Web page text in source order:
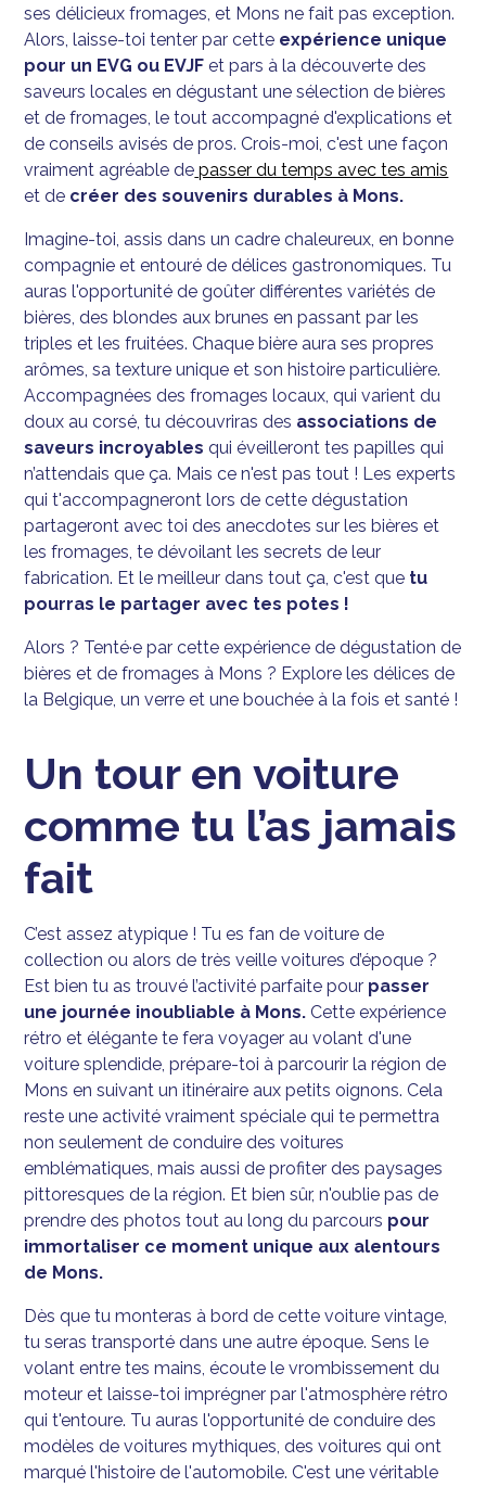
ses délicieux fromages, et Mons ne fait pas exception.
Alors, laisse-toi tenter par cette expérience unique
pour un EVG ou EVJF et pars à la découverte des
saveurs locales en dégustant une sélection de bières
et de fromages, le tout accompagné d'explications et
de conseils avisés de pros. Crois-moi, c'est une façon
vraiment agréable de passer du temps avec tes amis
et de créer des souvenirs durables à Mons.
Imagine-toi, assis dans un cadre chaleureux, en bonne
compagnie et entouré de délices gastronomiques. Tu
auras l'opportunité de goûter différentes variétés de
bières, des blondes aux brunes en passant par les
triples et les fruitées. Chaque bière aura ses propres
arômes, sa texture unique et son histoire particulière.
Accompagnées des fromages locaux, qui varient du
doux au corsé, tu découvriras des associations de
saveurs incroyables qui éveilleront tes papilles qui
n’attendais que ça. Mais ce n'est pas tout ! Les experts
qui t'accompagneront lors de cette dégustation
partageront avec toi des anecdotes sur les bières et
les fromages, te dévoilant les secrets de leur
fabrication. Et le meilleur dans tout ça, c'est que tu
pourras le partager avec tes potes !
Alors ? Tenté·e par cette expérience de dégustation de
bières et de fromages à Mons ? Explore les délices de
la Belgique, un verre et une bouchée à la fois et santé !
Un tour en voiture
comme tu l’as jamais
fait
C’est assez atypique ! Tu es fan de voiture de
collection ou alors de très veille voitures d’époque ?
Est bien tu as trouvé l’activité parfaite pour passer
une journée inoubliable à Mons. Cette expérience
rétro et élégante te fera voyager au volant d'une
voiture splendide, prépare-toi à parcourir la région de
Mons en suivant un itinéraire aux petits oignons. Cela
reste une activité vraiment spéciale qui te permettra
non seulement de conduire des voitures
emblématiques, mais aussi de profiter des paysages
pittoresques de la région. Et bien sûr, n'oublie pas de
prendre des photos tout au long du parcours pour
immortaliser ce moment unique aux alentours
de Mons.
Dès que tu monteras à bord de cette voiture vintage,
tu seras transporté dans une autre époque. Sens le
volant entre tes mains, écoute le vrombissement du
moteur et laisse-toi imprégner par l'atmosphère rétro
qui t'entoure. Tu auras l'opportunité de conduire des
modèles de voitures mythiques, des voitures qui ont
marqué l'histoire de l'automobile. C'est une véritable